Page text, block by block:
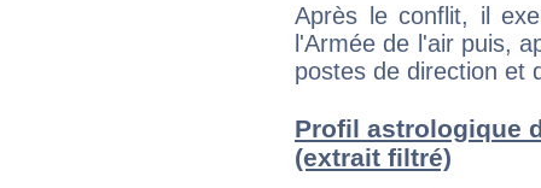
Après le conflit, il
l'Armée de l'air puis,
postes de direction et
Profil astrologique
(extrait filtré)